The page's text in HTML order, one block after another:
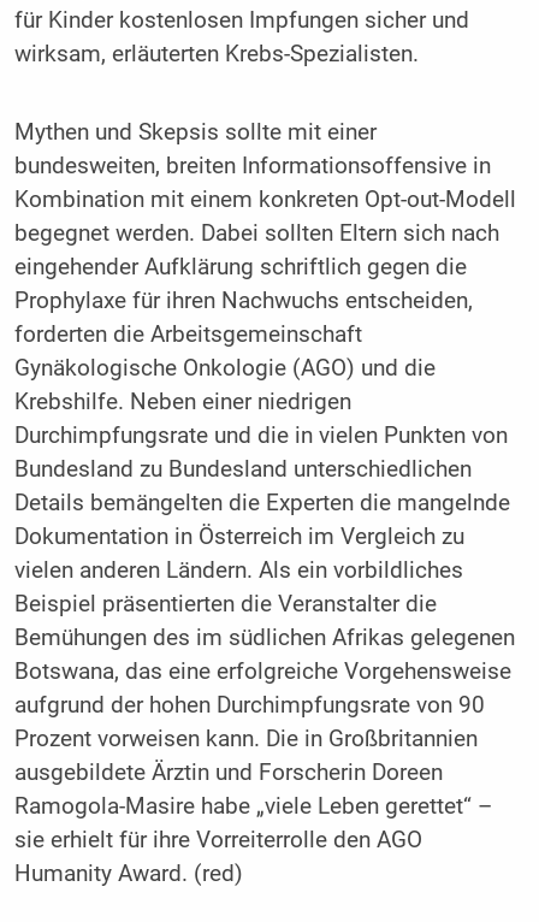
für Kinder kostenlosen Impfungen sicher und
wirksam, erläuterten Krebs-Spezialisten.
Mythen und Skepsis sollte mit einer
bundesweiten, breiten Informationsoffensive in
Kombination mit einem konkreten Opt-out-Modell
begegnet werden. Dabei sollten Eltern sich nach
eingehender Aufklärung schriftlich gegen die
Prophylaxe für ihren Nachwuchs entscheiden,
forderten die Arbeitsgemeinschaft
Gynäkologische Onkologie (AGO) und die
Krebshilfe. Neben einer niedrigen
Durchimpfungsrate und die in vielen Punkten von
Bundesland zu Bundesland unterschiedlichen
Details bemängelten die Experten die mangelnde
Dokumentation in Österreich im Vergleich zu
vielen anderen Ländern. Als ein vorbildliches
Beispiel präsentierten die Veranstalter die
Bemühungen des im südlichen Afrikas gelegenen
Botswana, das eine erfolgreiche Vorgehensweise
aufgrund der hohen Durchimpfungsrate von 90
Prozent vorweisen kann. Die in Großbritannien
ausgebildete Ärztin und Forscherin Doreen
Ramogola-Masire habe „viele Leben gerettet“ –
sie erhielt für ihre Vorreiterrolle den AGO
Humanity Award. (red)